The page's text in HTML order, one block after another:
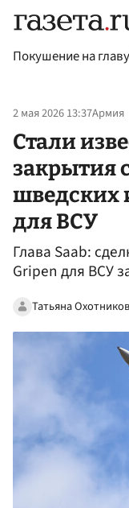
Покушение на
2 мая 2026 13:37Армия
Стали
закрытия
шведских
для ВСУ
Глава Saab:
Gripen для ВСУ
Татьяна